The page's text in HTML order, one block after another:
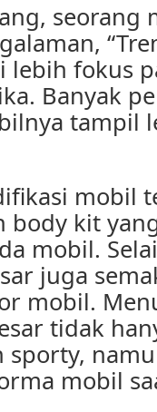
lebih fokus
Banyak
tampil
mobil
body kit
mobil.
juga
mobil.
tidak
mobil